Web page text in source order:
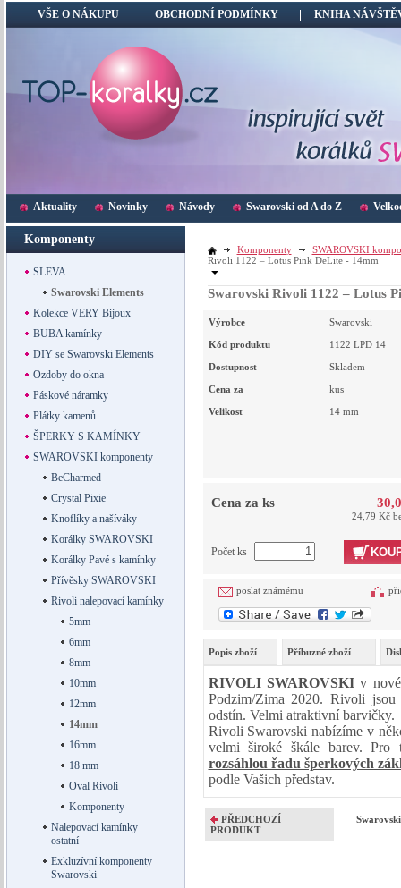
VŠE O NÁKUPU OBCHODNÍ PODMÍNKY KNIHA
Aktuality Novinky Návody Swarovski od A do Z
Komponenty
SLEVA
Swarovski Elements
Kolekce VERY Bijoux
BUBA kamínky
DIY se Swarovski Elements
Ozdoby do okna
Páskové náramky
Plátky kamenů
ŠPERKY S KAMÍNKY
SWAROVSKI komponenty
BeCharmed
Crystal Pixie
Knoflíky a našíváky
Korálky SWAROVSKI
Korálky Pavé s kamínky
Přívěsky SWAROVSKI
Rivoli nalepovací kamínky
5mm
6mm
8mm
10mm
12mm
14mm
16mm
18 mm
Oval Rivoli
Komponenty
Nalepovací kamínky
ostatní
Exkluzívní komponenty
Swarovski
Komponenty
SWAROVSKI
Rivoli 1122 – Lotus Pink DeLite - 14mm
Swarovski Rivoli 1122 – Lotus
Výrobce Swarovski
Kód produktu 1122 LPD 14
Dostupnost Skladem
Cena za kus
Velikost 14mm
Cena za ks
24,79 Kč
Počet ks
poslat známému
Popis zboží Příbuzné zboží
RIVOLI SWAROVSKIv nové
Podzim/Zima 2020. Rivoli
odstín. Velmi atraktivní barvičky.
Rivoli Swarovski nabízíme v
velmi široké škále barev. Pro
rozsáhlou řadu šperkových
podle Vašich představ.
PŘEDCHOZÍ
PRODUKT